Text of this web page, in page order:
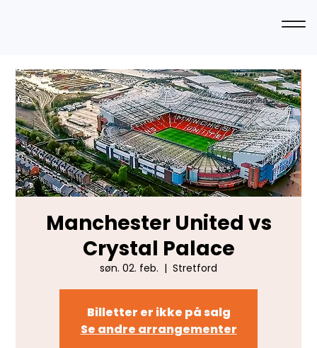
Manchester United vs
Crystal Palace
søn. 02. feb.
  |
Stretford
Billetter er ikke på salg
Se andre arrangementer